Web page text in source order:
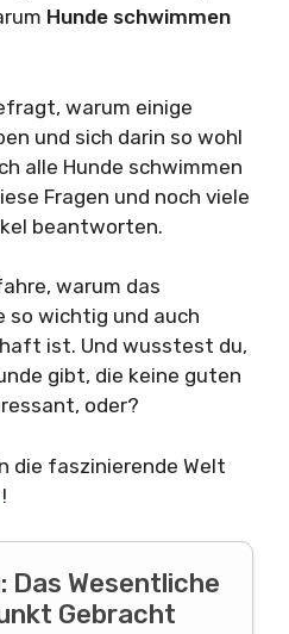
Hunde schwimmen
warum einige
und sich darin so wohl
alle Hunde schwimmen
Fragen und noch viele
beantworten.
warum das
so wichtig und auch
ist. Und wusstest du,
gibt, die keine guten
oder?
die faszinierende Welt
!
Das Wesentliche
Gebracht